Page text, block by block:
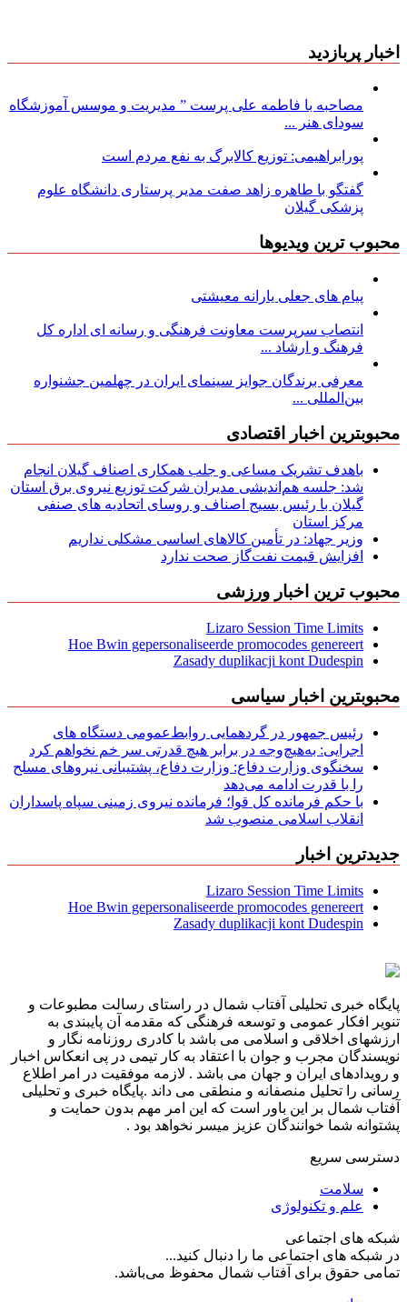
اخبار پربازدید
مصاحبه با فاطمه علی پرست ” مدیریت و موسس آموزشگاه
سودای هنر ...
پورابراهیمی: توزیع کالابرگ به نفع مردم است
گفتگو با طاهره زاهد صفت مدیر پرستاری دانشگاه علوم
پزشکی گیلان
محبوب ترین ویدیوها
پیام های جعلی یارانه معیشتی
انتصاب سرپرست معاونت فرهنگی و رسانه ای اداره کل
فرهنگ و ارشاد ...
معرفی برندگان جوایز سینمای ایران در چهلمین جشنواره
بین‌المللی ...
محبوبترین اخبار اقتصادی
باهدف تشریک مساعی و جلب همکاری اصناف گیلان انجام
شد: جلسه هم‌اندیشی مدیران شركت توزیع نیروی برق استان
گیلان با رئیس بسیج اصناف و روسای اتحادیه های صنفی
مركز استان
وزیر جهاد: در تأمین کالاهای اساسی مشکلی نداریم
افزایش قیمت نفت‌گاز صحت ندارد
محبوب ترین اخبار ورزشی
Lizaro Session Time Limits
Hoe Bwin gepersonaliseerde promocodes genereert
Zasady duplikacji kont Dudespin
محبوبترین اخبار سیاسی
رئیس جمهور در گردهمایی روابط‌عمومی دستگاه های
اجرایی: به‌هیچ‌وجه در برابر هیچ قدرتی سر خم نخواهم کرد
سخنگوی وزارت دفاع: وزارت دفاع، پشتیبانی نیرو‌های مسلح
را با قدرت ادامه می‌دهد
با حکم فرمانده کل قوا؛ فرمانده نیروی زمینی سپاه پاسداران
انقلاب اسلامی منصوب شد
جدیدترین اخبار
Lizaro Session Time Limits
Hoe Bwin gepersonaliseerde promocodes genereert
Zasady duplikacji kont Dudespin
پایگاه خبری تحلیلی آفتاب شمال در راستای رسالت مطبوعات و
تنویر افکار عمومی و توسعه فرهنگی که مقدمه آن پایبندی به
ارزشهای اخلاقی و اسلامی می باشد با کادری روزنامه نگار و
نویسندگان مجرب و جوان با اعتقاد به کار تیمی در پی انعکاس اخبار
و رویدادهای ایران و جهان می باشد . لازمه موفقیت در امر اطلاع
رسانی را تحلیل منصفانه و منطقی می داند .پایگاه خبری و تحلیلی
آفتاب شمال بر این باور است که این امر مهم بدون حمایت و
پشتوانه شما خوانندگان عزیز میسر نخواهد بود .
دسترسی سریع
سلامت
علم و تکنولوژی
شبکه های اجتماعی
در شبکه های اجتماعی ما را دنبال کنید...
تمامی حقوق برای آفتاب شمال محفوظ می‌باشد.